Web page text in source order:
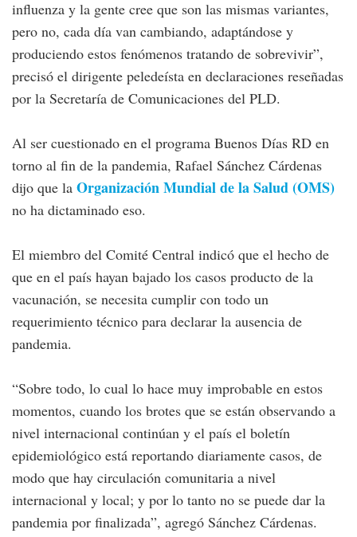
influenza y la gente cree que son las mismas variantes,
pero no, cada día van cambiando, adaptándose y
produciendo estos fenómenos tratando de sobrevivir”,
precisó el dirigente peledeísta en declaraciones reseñadas
por la Secretaría de Comunicaciones del PLD.
Al ser cuestionado en el programa Buenos Días RD en
torno al fin de la pandemia, Rafael Sánchez Cárdenas
dijo que la Organización Mundial de la Salud (OMS)
no ha dictaminado eso.
El miembro del Comité Central indicó que el hecho de
que en el país hayan bajado los casos producto de la
vacunación, se necesita cumplir con todo un
requerimiento técnico para declarar la ausencia de
pandemia.
“Sobre todo, lo cual lo hace muy improbable en estos
momentos, cuando los brotes que se están observando a
nivel internacional continúan y el país el boletín
epidemiológico está reportando diariamente casos, de
modo que hay circulación comunitaria a nivel
internacional y local; y por lo tanto no se puede dar la
pandemia por finalizada”, agregó Sánchez Cárdenas.